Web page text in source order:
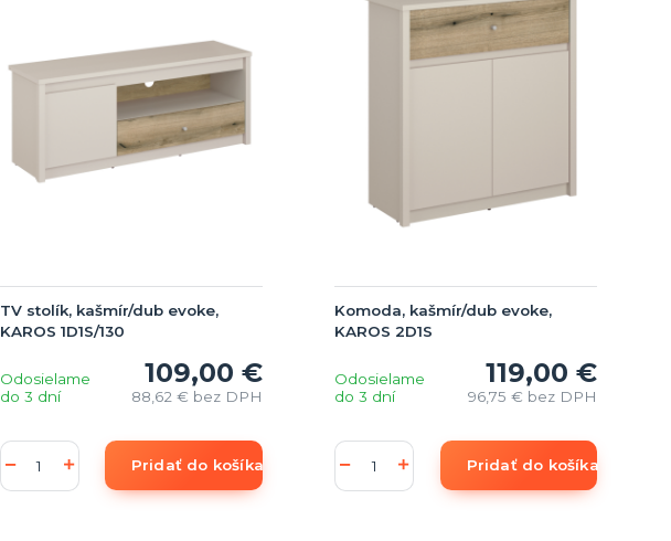
TV stolík, kašmír/dub evoke,
KAROS 1D1S/130
109,00 €
88,62 € bez DPH
Odosielame
do 3 dní
Pridať do košíka
Komoda, kašmír/dub evoke,
KAROS 2D1S
119,00 €
96,75 € bez DPH
Odosielame
do 3 dní
Pridať do košíka